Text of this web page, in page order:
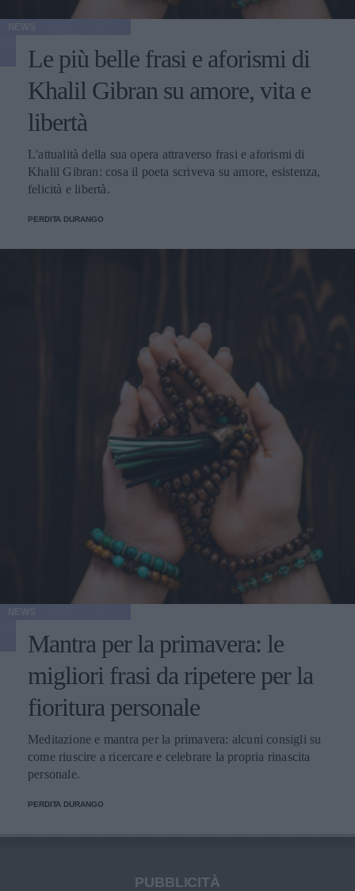
Le più belle frasi e aforismi di
Khalil Gibran su amore, vita e
libertà
L'attualità della sua opera attraverso frasi e aforismi di
Khalil Gibran: cosa il poeta scriveva su amore, esistenza,
felicità e libertà.
PERDITA DURANGO
Mantra per la primavera: le
migliori frasi da ripetere per la
fioritura personale
Meditazione e mantra per la primavera: alcuni consigli su
come riuscire a ricercare e celebrare la propria rinascita
personale.
PERDITA DURANGO
PUBBLICITÀ